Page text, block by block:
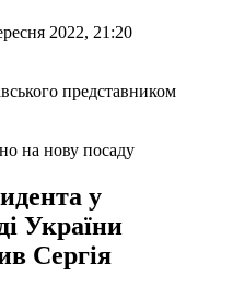
2022, 21:20
на нову посаду
у
України
Сергія